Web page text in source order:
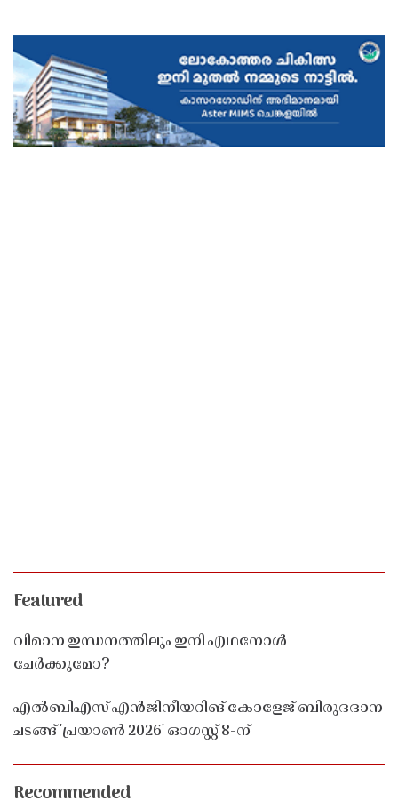
Featured
വിമാന ഇന്ധനത്തിലും ഇനി എഥനോൾ
ചേർക്കുമോ?
എൽബിഎസ് എൻജിനീയറിങ് കോളേജ് ബിരുദദാന
ചടങ്ങ് 'പ്രയാൺ 2026' ഓഗസ്റ്റ് 8-ന്
Recommended